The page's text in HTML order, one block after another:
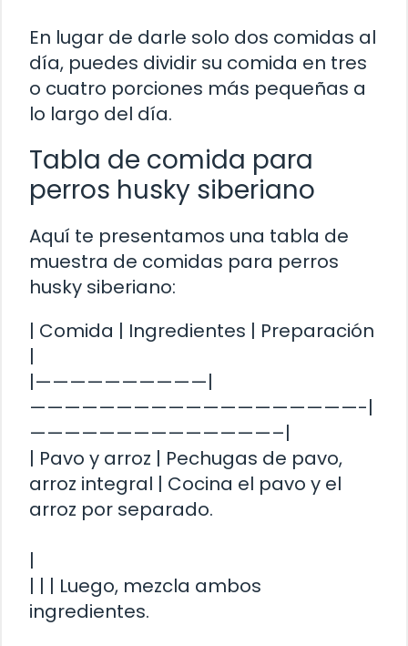
En lugar de darle solo dos comidas al
día, puedes dividir su comida en tres
o cuatro porciones más pequeñas a
lo largo del día.
Tabla de comida para
perros husky siberiano
Aquí te presentamos una tabla de
muestra de comidas para perros
husky siberiano:
| Comida | Ingredientes | Preparación
|
|——————————|
———————————————————-|
——————————————–|
| Pavo y arroz | Pechugas de pavo,
arroz integral | Cocina el pavo y el
arroz por separado.
|
| | | Luego, mezcla ambos
ingredientes.